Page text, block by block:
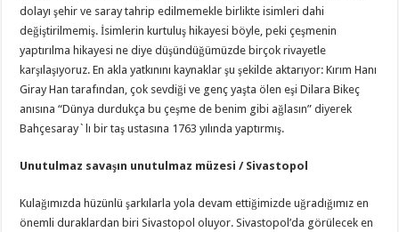
dolayı şehir ve saray tahrip edilmemekle birlikte isimleri dahi
değiştirilmemiş. İsimlerin kurtuluş hikayesi böyle, peki çeşmenin
yaptırılma hikayesi ne diye düşündüğümüzde birçok rivayetle
karşılaşıyoruz. En akla yatkınını kaynaklar şu şekilde aktarıyor: Kırım Hanı
Giray Han tarafından, çok sevdiği ve genç yaşta ölen eşi Dilara Bikeç
anısına “Dünya durdukça bu çeşme de benim gibi ağlasın” diyerek
Bahçesaray`lı bir taş ustasına 1763 yılında yaptırmış.
Unutulmaz savaşın unutulmaz müzesi / Sivastopol
Kulağımızda hüzünlü şarkılarla yola devam ettiğimizde uğradığımız en
önemli duraklardan biri Sivastopol oluyor. Sivastopol’da görülecek en